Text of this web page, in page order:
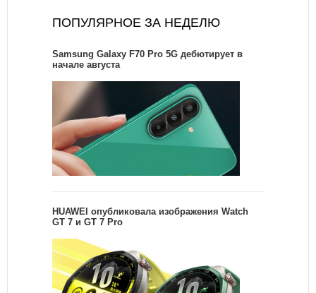
ПОПУЛЯРНОЕ ЗА НЕДЕЛЮ
Samsung Galaxy F70 Pro 5G дебютирует в
начале августа
HUAWEI опубликовала изображения Watch
GT 7 и GT 7 Pro